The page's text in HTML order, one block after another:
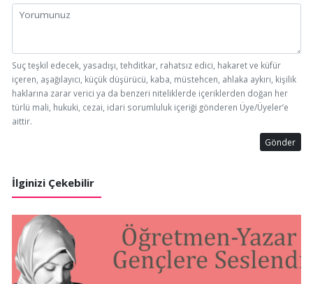
Suç teşkil edecek, yasadışı, tehditkar, rahatsız edici, hakaret ve küfür
içeren, aşağılayıcı, küçük düşürücü, kaba, müstehcen, ahlaka aykırı, kişilik
haklarına zarar verici ya da benzeri niteliklerde içeriklerden doğan her
türlü mali, hukuki, cezai, idari sorumluluk içeriği gönderen Üye/Üyeler’e
aittir.
Gönder
İlginizi Çekebilir